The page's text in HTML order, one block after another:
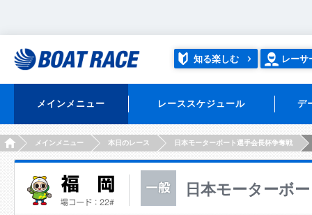
知る楽しむ レーサ
メインメニュー レーススケジュール デ
HOMEメインメニュー 本日のレース 日本モーターボート選手会長杯争奪戦
日本モーターボ